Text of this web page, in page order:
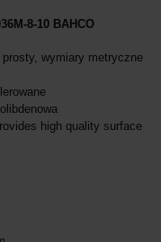
8-10 BAHCO
wymiary metryczne
high quality surface